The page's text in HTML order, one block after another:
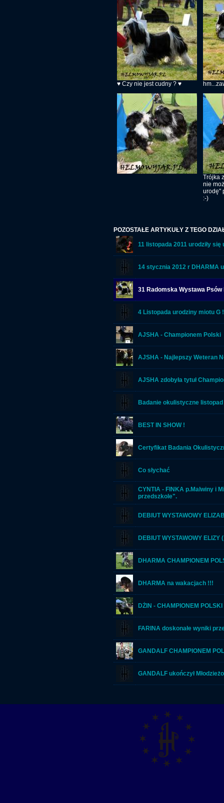
♥ Czy nie jest cudny ? ♥
Trójka
nie
urodę"
:-)
POZOSTAŁE ARTYKUŁY Z TEGO
11 listopada 2011 urodziły
14 stycznia 2012 r DHARMA
31 Radomska Wystawa
4 Listopada urodziny miotu G !
AJSHA - Championem Polski
AJSHA - Najlepszy Weteran
AJSHA zdobyła tytuł
Badanie okulistyczne listopad
BEST IN SHOW !
Certyfikat Badania
Co słychać
CYNTIA - FINKA p.Malwiny i
przedszkole".
DEBIUT WYSTAWOWY
DEBIUT WYSTAWOWY
DHARMA CHAMPIONEM
DHARMA na wakacjach !!!
DŻIN - CHAMPIONEM
FARINA doskonałe wyniki
GANDALF CHAMPIONEM
GANDALF ukończył